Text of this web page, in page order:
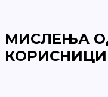
МИСЛЕЊА
КОРИСНИЦИ